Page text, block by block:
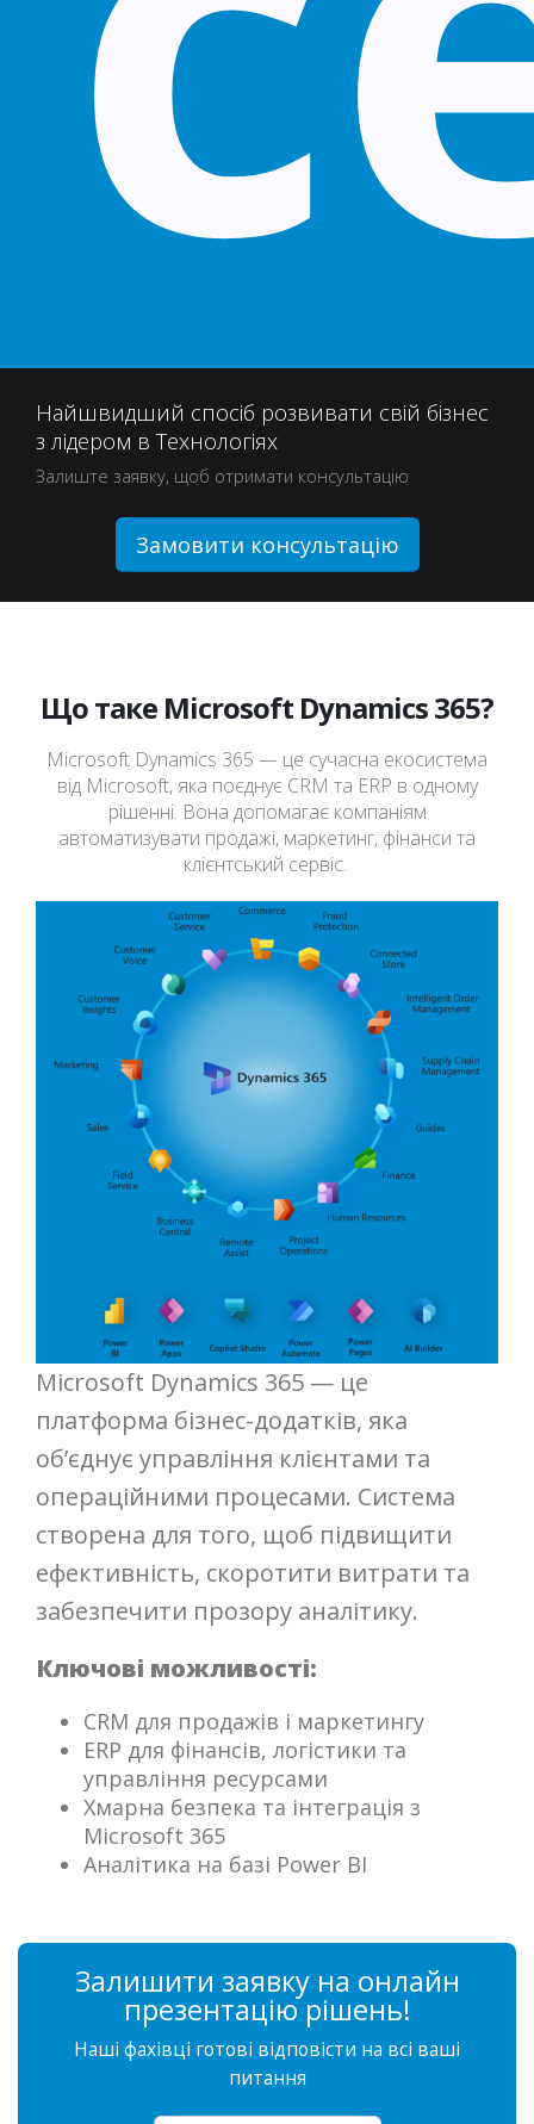
Найшвидший спосіб розвивати свій бізнес
з лідером в Технологіях
Залиште заявку, щоб отримати консультацію
Замовити консультацію
Що таке Microsoft Dynamics 365?
Microsoft Dynamics 365 — це сучасна екосистема
від Microsoft, яка поєднує CRM та ERP в одному
рішенні. Вона допомагає компаніям
автоматизувати продажі, маркетинг, фінанси та
клієнтський сервіс.
Microsoft Dynamics 365 — це
платформа бізнес-додатків, яка
об’єднує управління клієнтами та
операційними процесами. Система
створена для того, щоб підвищити
ефективність, скоротити витрати та
забезпечити прозору аналітику.
Ключові можливості:
CRM для продажів і маркетингу
ERP для фінансів, логістики та
управління ресурсами
Хмарна безпека та інтеграція з
Microsoft 365
Аналітика на базі Power BI
Залишити заявку на онлайн
презентацію рішень!
Наші фахівці готові відповісти на всі ваші
питання